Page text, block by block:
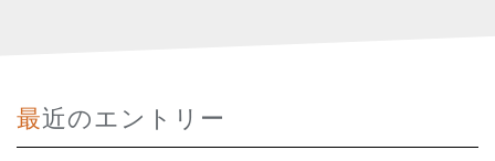
最近のエントリー